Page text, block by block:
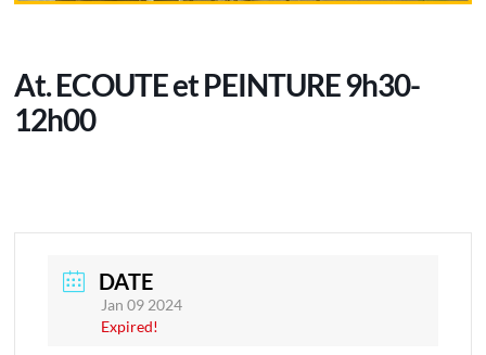
At. ECOUTE et PEINTURE 9h30-
12h00
DATE
Jan 09 2024
Expired!